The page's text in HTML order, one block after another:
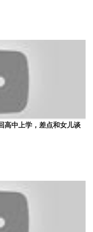
高中上学，差点和女儿谈